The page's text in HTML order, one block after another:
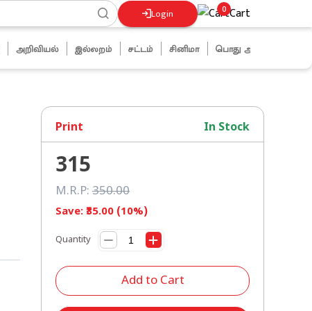
Login 0 Cart
அறிவியல் இல்லறம் சட்டம் சினிமா பொது அறிவு
Print In Stock
315
M.R.P: 350.00
Save: ₹ 35.00 (10%)
Quantity
Add to Cart